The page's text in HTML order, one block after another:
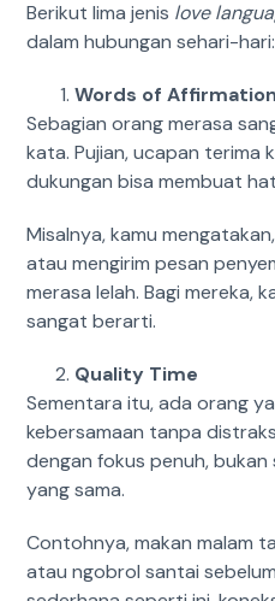
Berikut lima jenis love
dalam hubungan sehari-hari:
Words of Affirmation
Sebagian orang merasa
kata. Pujian, ucapan terima
dukungan bisa membuat
Misalnya, kamu
atau mengirim pesan
merasa lelah. Bagi mereka,
sangat berarti.
Quality Time
Sementara itu, ada orang
kebersamaan tanpa
dengan fokus penuh,
yang sama.
Contohnya, makan malam
atau ngobrol santai